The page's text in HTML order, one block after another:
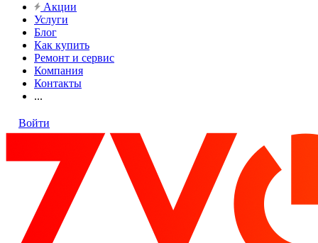
Акции
Услуги
Блог
Как купить
Ремонт и сервис
Компания
Контакты
...
Войти